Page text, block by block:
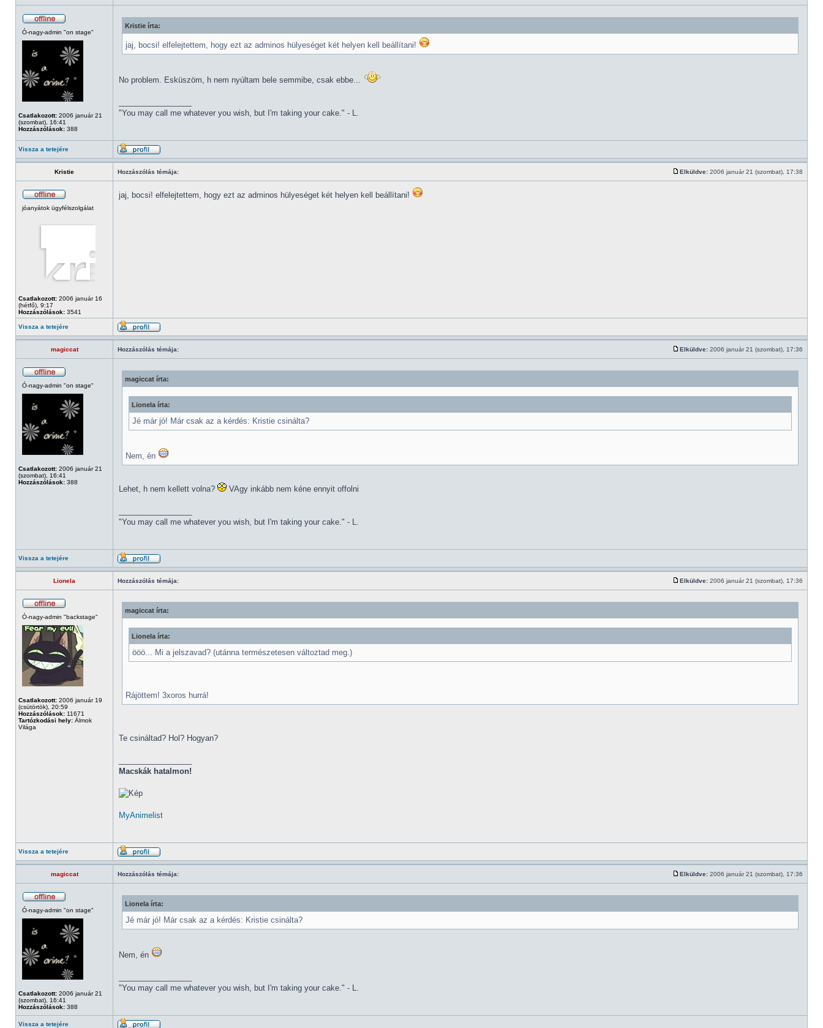
Ó-nagy-admin "on stage"
Csatlakozott: 2006 január 21
(szombat), 16:41
Hozzászólások: 388
Kristie írta:
jaj, bocsi! elfelejtettem, hogy ezt az adminos hülyeséget két helyen kell beállítani!
No problem. Esküszöm, h nem nyúltam bele semmibe, csak ebbe...
"You may call me whatever you wish, but I'm taking your cake." - L.
Vissza a tetejére
Kristie Hozzászólás témája: Elküldve: 2006 január 21 (szombat), 17:38
jóanyátok ügyfélszolgálat
Csatlakozott: 2006 január 16
(hétfő), 9:17
Hozzászólások: 3541
jaj, bocsi! elfelejtettem, hogy ezt az adminos hülyeséget két helyen kell beállítani!
Vissza a tetejére
magiccat Hozzászólás témája: Elküldve: 2006 január 21 (szombat), 17:36
Ó-nagy-admin "on stage"
Csatlakozott: 2006 január 21
(szombat), 16:41
Hozzászólások: 388
magiccat írta:
Lionela írta:
Jé már jó! Már csak az a kérdés: Kristie csinálta?
Nem, én
Lehet, h nem kellett volna? VAgy inkább nem kéne ennyit offolni
"You may call me whatever you wish, but I'm taking your cake." - L.
Vissza a tetejére
Lionela Hozzászólás témája: Elküldve: 2006 január 21 (szombat), 17:36
Ó-nagy-admin "backstage"
Csatlakozott: 2006 január 19
(csütörtök), 20:59
Hozzászólások: 11671
Tartózkodási hely: Álmok
Világa
magiccat írta:
Lionela írta:
ööö... Mi a jelszavad? (utánna természetesen változtad meg.)
Rájöttem! 3xoros hurrá!
Te csináltad? Hol? Hogyan?
Macskák hatalmon!
MyAnimelist
Vissza a tetejére
magiccat Hozzászólás témája: Elküldve: 2006 január 21 (szombat), 17:36
Ó-nagy-admin "on stage"
Csatlakozott: 2006 január 21
(szombat), 16:41
Hozzászólások: 388
Lionela írta:
Jé már jó! Már csak az a kérdés: Kristie csinálta?
Nem, én
"You may call me whatever you wish, but I'm taking your cake." - L.
Vissza a tetejére